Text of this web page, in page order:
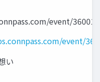
event/
event/
い